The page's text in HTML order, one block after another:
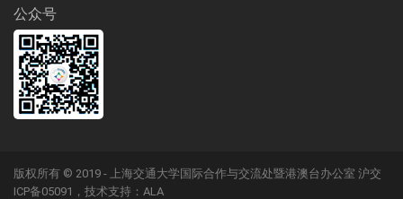
公众号
版权所有 © 2019 - 上海交通大学国际合作与交流处暨港澳台办公室 沪交
ICP备05091 ，技术支持： ALA